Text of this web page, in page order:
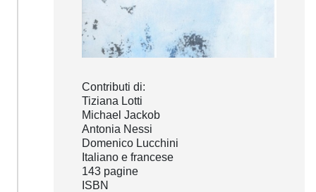
Contributi di:
Tiziana Lotti
Michael Jackob
Antonia Nessi
Domenico Lucchini
Italiano e francese
143 pagine
ISBN